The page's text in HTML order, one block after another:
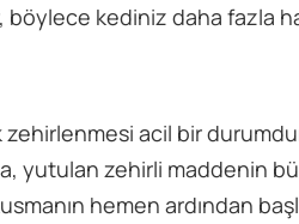
böylece kediniz daha fazla
acil bir
yutulan zehirli maddenin
hemen ardından